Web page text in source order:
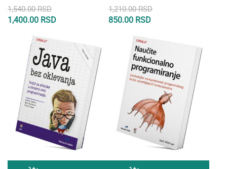
1,540.00RSD
1,400.00 RSD
1,210.00RSD
850.00 RSD